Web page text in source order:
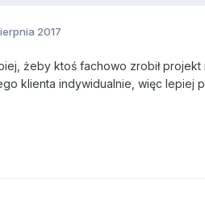
2017
żeby ktoś fachowo zrobił projekt
klienta indywidualnie, więc lepiej